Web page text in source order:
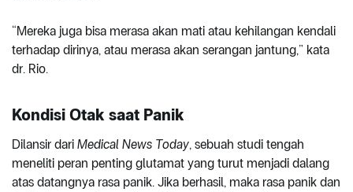
“Mereka juga bisa merasa akan mati atau kehilangan kendali
terhadap dirinya, atau merasa akan serangan jantung,” kata
dr. Rio.
Kondisi Otak saat Panik
Dilansir dari Medical News Today, sebuah studi tengah
meneliti peran penting glutamat yang turut menjadi dalang
atas datangnya rasa panik. Jika berhasil, maka rasa panik dan